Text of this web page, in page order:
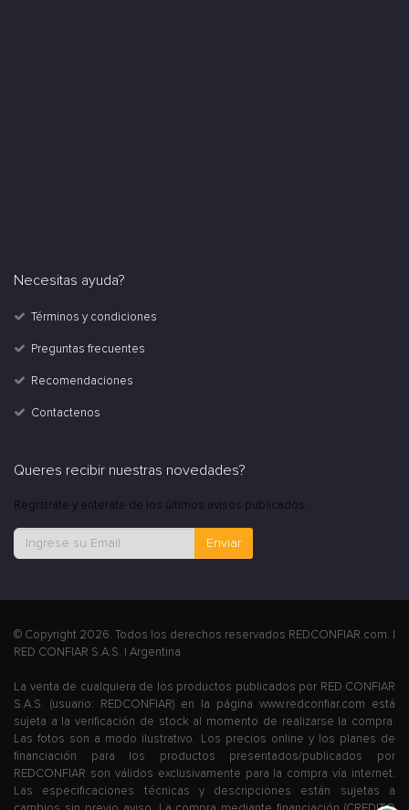
Necesitas ayuda?
Términos y condiciones
Preguntas frecuentes
Recomendaciones
Contactenos
Queres recibir nuestras novedades?
Registrate y enterate de los últimos avisos publicados.
Enviar
© Copyright 2026. Todos los derechos reservados REDCONFIAR.com. |
RED CONFIAR S.A.S. | Argentina
La venta de cualquiera de los productos publicados por RED CONFIAR
S.A.S. (usuario: REDCONFIAR) en la página www.redconfiar.com está
sujeta a la verificación de stock al momento de realizarse la compra.
Las fotos son a modo ilustrativo. Los precios online y los planes de
financiación para los productos presentados/publicados por
REDCONFIAR son válidos exclusivamente para la compra vía internet.
Las especificaciones técnicas y descripciones están sujetas a